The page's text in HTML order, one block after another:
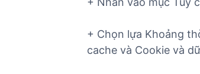
+ Chọn lựa Khoảng
cache và Cookie và